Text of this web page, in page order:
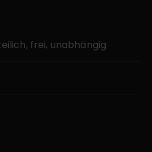
frei, unabhängig